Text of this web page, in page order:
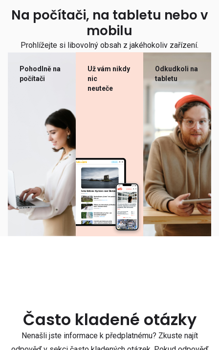
Na počítači, na tabletu nebo v
mobilu
Prohlížejte si libovolný obsah z jakéhokoliv zařízení.
Pohodlně na
počítači
Už vám nikdy
nic
neuteče
Odkudkoli na
tabletu
Často kladené otázky
Nenašli jste informace k předplatnému? Zkuste najít